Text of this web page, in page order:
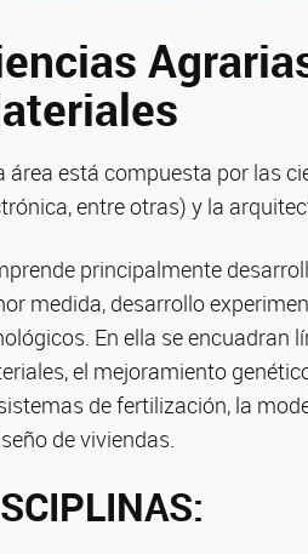
área está compuesta por las
entre otras) y la
principalmente
medida, desarrollo
En ella se encuadran
el mejoramiento
de fertilización, la
de viviendas.